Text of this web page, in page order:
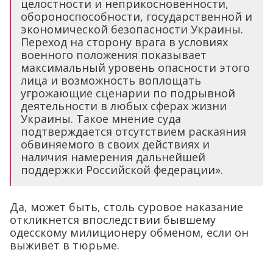
целостности и неприкосновенности,
обороноспособности, государственной и
экономической безопасности Украины.
Переход на сторону врага в условиях
военного положения показывает
максимальный уровень опасности этого
лица и возможность воплощать
угрожающие сценарии по подрывной
деятельности в любых сферах жизни
Украины. Такое мнение суда
подтверждается отсутствием раскаяния
обвиняемого в своих действиях и
наличия намерения дальнейшей
поддержки Российской федерации».
Да, может быть, столь суровое наказание
откликнется впоследствии бывшему
одесскому милиционеру обменом, если он
выживет в тюрьме.